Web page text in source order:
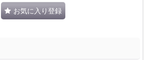
お気に入り登録